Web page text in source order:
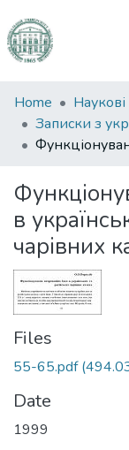
Communities
&
Collections
Statistics
Home
в
чарівних
Files
55-65.pdf
Date
1999